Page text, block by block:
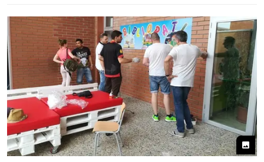
photo